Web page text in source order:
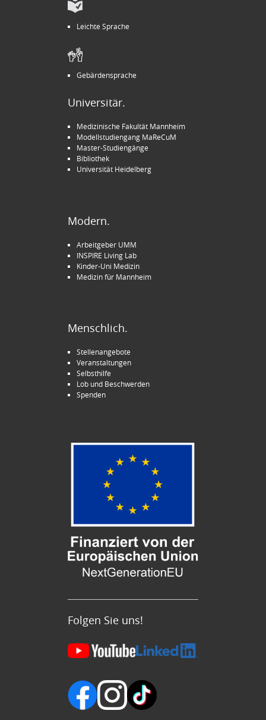
Leichte Sprache
Gebärdensprache
Universitär.
Medizinische Fakultät Mannheim
Modellstudiengang MaReCuM
Master-Studiengänge
Bibliothek
Universität Heidelberg
Modern.
Arbeitgeber UMM
INSPIRE Living Lab
Kinder-Uni Medizin
Medizin für Mannheim
Menschlich.
Stellenangebote
Veranstaltungen
Selbsthilfe
Lob und Beschwerden
Spenden
Folgen Sie uns!